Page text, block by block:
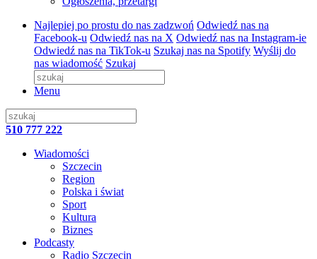
Najlepiej po prostu do nas zadzwoń Odwiedź nas na
Facebook-u Odwiedź nas na X Odwiedź nas na Instagram-ie
Odwiedź nas na TikTok-u Szukaj nas na Spotify Wyślij do
nas wiadomość Szukaj
Menu
510 777 222
Wiadomości
Szczecin
Region
Polska i świat
Sport
Kultura
Biznes
Podcasty
Radio Szczecin